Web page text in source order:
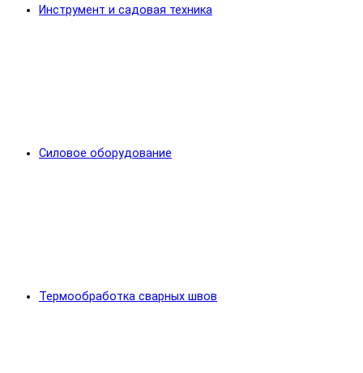
Инструмент и садовая техника
Силовое оборудование
Термообработка сварных швов